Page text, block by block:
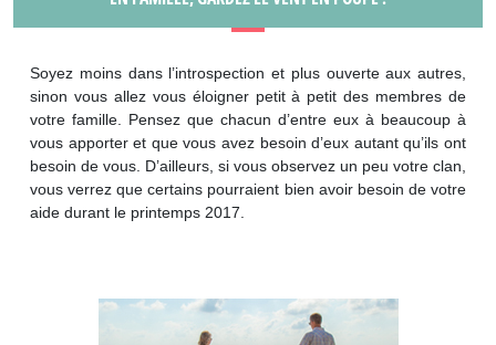
Soyez moins dans l’introspection et plus ouverte aux autres,
sinon vous allez vous éloigner petit à petit des membres de
votre famille. Pensez que chacun d’entre eux à beaucoup à
vous apporter et que vous avez besoin d’eux autant qu’ils ont
besoin de vous. D’ailleurs, si vous observez un peu votre clan,
vous verrez que certains pourraient bien avoir besoin de votre
aide durant le printemps 2017.